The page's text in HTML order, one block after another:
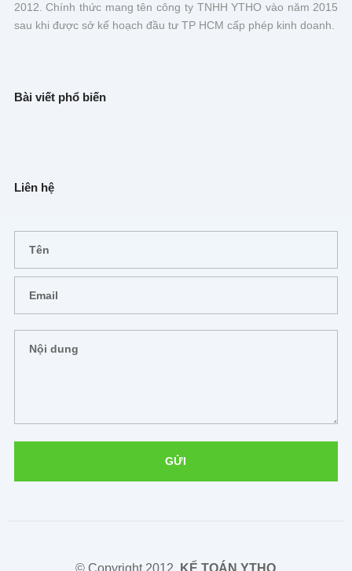
2012. Chính thức mang tên công ty TNHH YTHO vào năm 2015
sau khi được sở kế hoạch đầu tư TP HCM cấp phép kinh doanh.
Bài viết phổ biến
Liên hệ